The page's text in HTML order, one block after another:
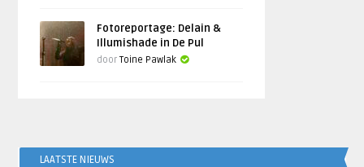
Fotoreportage: Delain &
Illumishade in De Pul
doorToine Pawlak
LAATSTE NIEUWS